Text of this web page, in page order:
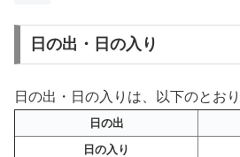
日の出・日の入り
日の出・日の入りは、以下のとおり
日の出
日の入り